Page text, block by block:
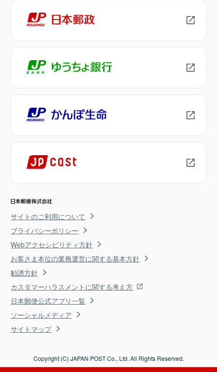
サイトのご利用について
プライバシーポリシー
Webアクセシビリティ方針
お客さま本位の業務運営に関する基本方針
勧誘方針
カスタマーハラスメントに関する考え方
日本郵便公式アプリ一覧
ソーシャルメディア
サイトマップ
Copyright (C) JAPAN POST Co., Ltd. All Rights Reserved.